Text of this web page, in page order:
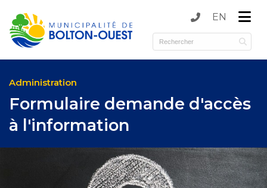
(Municipalité )
(Services )
EN
Administration
Formulaire demande d'accès
à l'information